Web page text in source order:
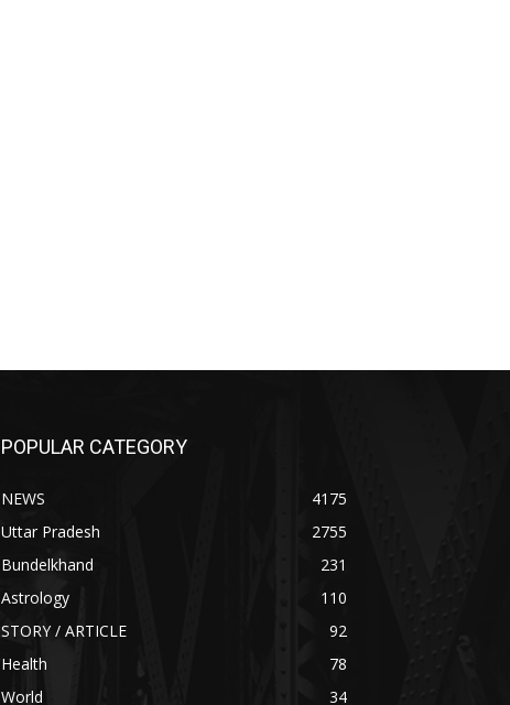
POPULAR CATEGORY
NEWS
4175
Uttar Pradesh
2755
Bundelkhand
231
Astrology
110
STORY / ARTICLE
92
Health
78
World
34